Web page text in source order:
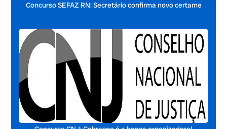
Concurso SEFAZ RN: Secretário confirma novo certame